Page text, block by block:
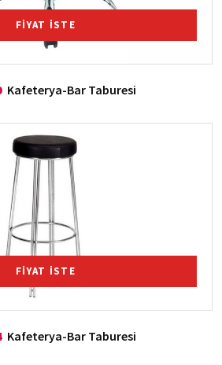
FİYAT İSTE
Kafeterya-Bar Taburesi
FİYAT İSTE
Kafeterya-Bar Taburesi